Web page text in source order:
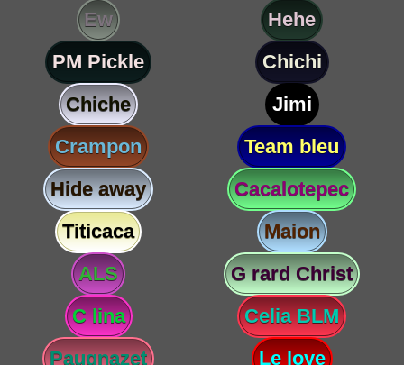
Ew
Hehe
PM Pickle
Chichi
Chiche
Jimi
Crampon
Team bleu
Hide away
Cacalotepec
Titicaca
Maion
ALS
G rard Christ
C lina
Celia BLM
Paugnazet
Le love